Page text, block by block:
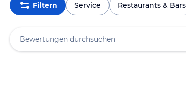
Filtern Service Restaurants & Bars